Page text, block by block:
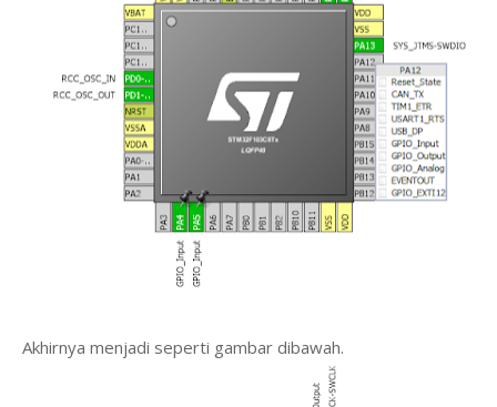
Akhirnya menjadi seperti gambar dibawah.